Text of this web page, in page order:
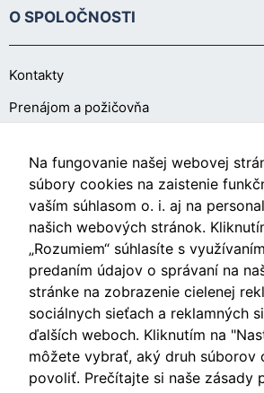
O SPOLOČNOSTI
Kontakty
Prenájom a požičovňa
O NÁKUPE
Obchodné podmienky
Ochrana osobných údajov
Nastavenia cookies
Videá
Na fungovanie našej webovej
súbory cookies na zaistenie
vaším súhlasom o. i. aj na
našich webových stránok.
„Rozumiem“ súhlasíte s
predaním údajov o správaní na
stránke na zobrazenie cielenej
sociálnych sieťach a reklamných
ďalších weboch. Kliknutím na
môžete vybrať, aký druh súborov
povoliť. Prečítajte si naše zásady
In
as
visit.